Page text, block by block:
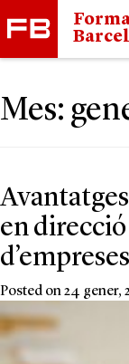
Mes:
en
d’empreses
Posted on24 gener,